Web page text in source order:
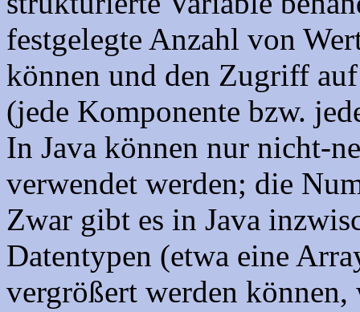
festgelegte Anzahl von
können und den Zugriff
(jede Komponente bzw.
In Java können nur nicht-
verwendet werden; die
Zwar gibt es in Java
Datentypen (etwa eine
vergrößert werden